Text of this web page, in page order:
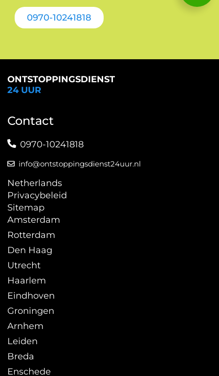
0970-10241818
ONTSTOPPINGSDIENST
24 UUR
Contact
0970-10241818
info@ontstoppingsdienst24uur.nl
Netherlands
Privacybeleid
Sitemap
Amsterdam
Rotterdam
Den Haag
Utrecht
Haarlem
Eindhoven
Groningen
Arnhem
Leiden
Breda
Enschede